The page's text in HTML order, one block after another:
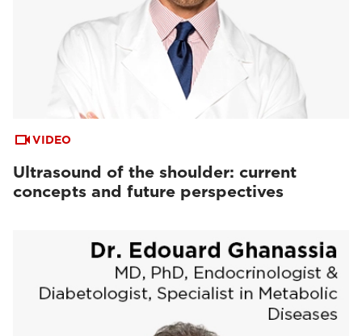
VIDEO
Ultrasound of the shoulder: current
concepts and future perspectives